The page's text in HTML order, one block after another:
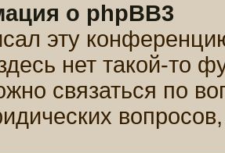
о phpBB3
эту
нет такой-то
связаться по